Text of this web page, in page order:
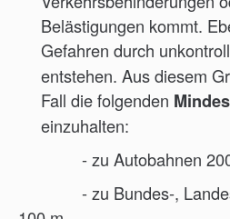
Belästigungen kommt.
Gefahren durch
entstehen. Aus diesem
Fall die folgenden
einzuhalten:
- zu Autobahnen
- zu Bundes-, Landes-